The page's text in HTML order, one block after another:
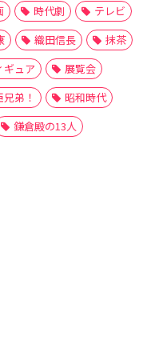
時代劇
テレビ
織田信長
抹茶
ギュア
展覧会
兄弟！
昭和時代
鎌倉殿の13人